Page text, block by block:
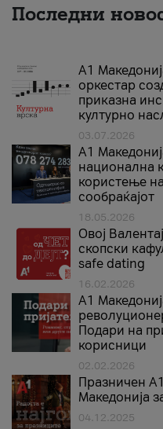
Последни
А1
оркестар
приказна
културно
03.07.2026
A1
национална
користење
сообраќајот
18.05.2026
Овој
скопски
safe dating
16.02.2026
А1
Подари на
корисници
02.02.2026
Празничен
Македонија
04.12.2025